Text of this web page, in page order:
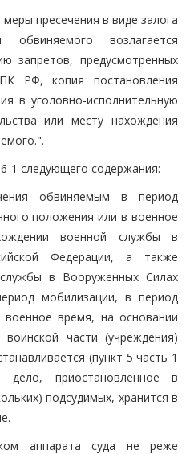
пресечения в виде залога
возлагается
запретов, предусмотренных
РФ, копия постановления
в уголовно-исполнительную
или месту нахождения
1 следующего содержания:
обвиняемым в период
положения или в военное
военной службы в
Федерации, а также
в Вооруженных Силах
мобилизации, в период
время, на основании
части (учреждения)
(пункт 5 часть 1
приостановленное в
подсудимых, хранится в
аппарата суда не реже